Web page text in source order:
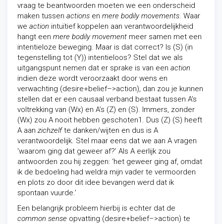
vraag te beantwoorden moeten we een onderscheid
maken tussen actions en mere bodily movements. Waar
we action intuïtief koppelen aan verantwoordelijkheid
hangt een mere bodily movement meer samen met een
intentieloze beweging. Maar is dat correct? Is (S) (in
tegenstelling tot (Y)) intentieloos? Stel dat we als
uitgangspunt nemen dat er sprake is van een action
indien deze wordt veroorzaakt door wens en
verwachting (desire+belief–>action), dan zou je kunnen
stellen dat er een causaal verband bestaat tussen A’s
voltrekking van (Wx) en A’s (Z) en (S). Immers, zonder
(Wx) zou A nooit hebben geschoten1. Dus (Z) (S) heeft
A aan zichzelfte danken/wijten en dus is A
verantwoordelijk. Stel maar eens dat we aan A vragen
‘waarom ging dat geweer af?’ Als A eerlijk zou
antwoorden zou hij zeggen: ‘het geweer ging af, omdat
ik de bedoeling had weldra mijn vader te vermoorden
en plots zo door dit idee bevangen werd dat ik
spontaan vuurde.’
Een belangrijk probleem hierbij is echter dat de
common sense opvatting (desire+belief–>action) te